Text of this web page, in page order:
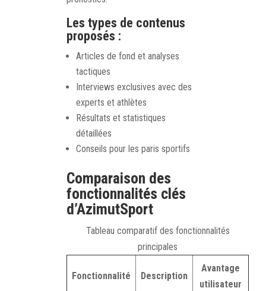
Les types de contenus
proposés :
Articles de fond et analyses
tactiques
Interviews exclusives avec des
experts et athlètes
Résultats et statistiques
détaillées
Conseils pour les paris sportifs
Comparaison des
fonctionnalités clés
d’AzimutSport
Tableau comparatif des fonctionnalités
principales
Fonctionnalité Description
Avantage
utilisateur